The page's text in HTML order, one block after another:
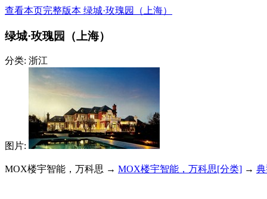
查看本页完整版本 绿城·玫瑰园（上海）
绿城·玫瑰园（上海）
分类: 浙江
图片:
MOX楼宇智能，万科思 → MOX楼宇智能，万科思[分类] →